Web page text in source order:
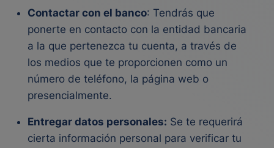
Contactar con el banco: Tendrás que
ponerte en contacto con la entidad bancaria
a la que pertenezca tu cuenta, a través de
los medios que te proporcionen como un
número de teléfono, la página web o
presencialmente.
Entregar datos personales: Se te requerirá
cierta información personal para verificar tu